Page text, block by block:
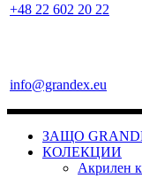
+48 22 602 20 22
info@grandex.eu
ЗАЩО
КОЛЕКЦИИ
Акрилен